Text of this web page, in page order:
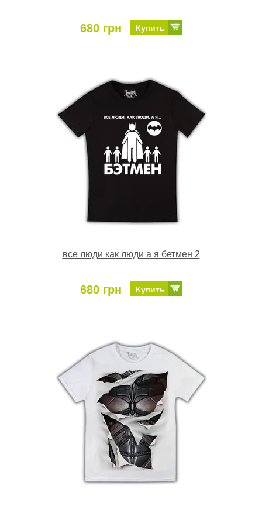
680 грн Купить
все люди как люди а я бетмен 2
680 грн Купить